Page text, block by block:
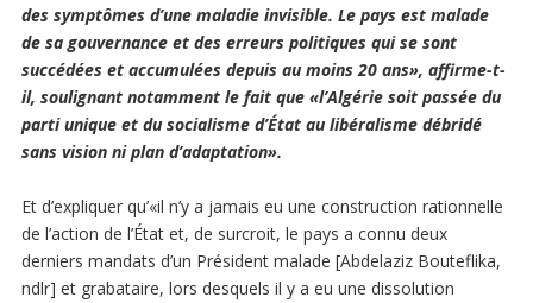
des symptômes d’une maladie invisible. Le pays est malade
de sa gouvernance et des erreurs politiques qui se sont
succédées et accumulées depuis au moins 20 ans», affirme-t-
il, soulignant notamment le fait que «l’Algérie soit passée du
parti unique et du socialisme d’État au libéralisme débridé
sans vision ni plan d’adaptation».
Et d’expliquer qu’«il n’y a jamais eu une construction rationnelle
de l’action de l’État et, de surcroit, le pays a connu deux
derniers mandats d’un Président malade [Abdelaziz Bouteflika,
ndlr] et grabataire, lors desquels il y a eu une dissolution